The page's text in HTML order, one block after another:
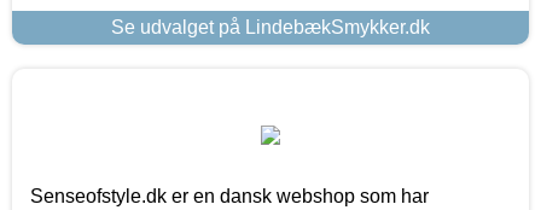
Se udvalget på LindebækSmykker.dk
Senseofstyle.dk er en dansk webshop som har